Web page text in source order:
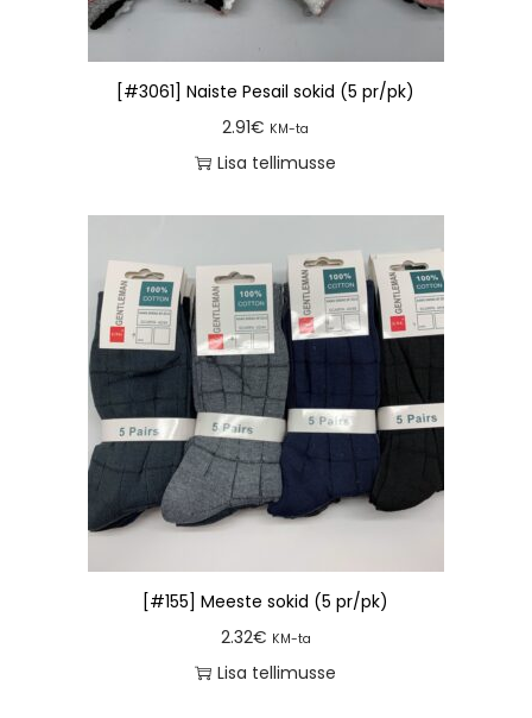
[#3061] Naiste Pesail sokid (5 pr/pk)
2.91€ KM-ta
Lisa tellimusse
[#155] Meeste sokid (5 pr/pk)
2.32€ KM-ta
Lisa tellimusse